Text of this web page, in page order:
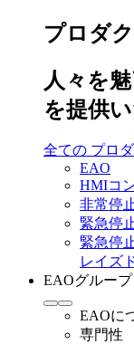
プロダ
人々を
を提供
全ての プロ
EAO
HMIコ
非常停
緊急停
緊急停
レイズ
EAOグループ
EAOに
専門性